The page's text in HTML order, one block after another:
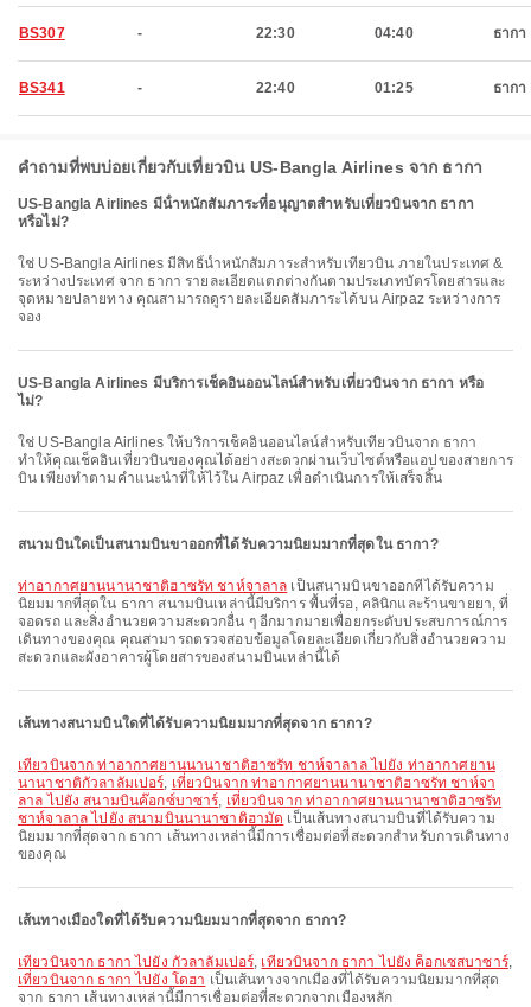
BS307 - 22:30 04:40 ธากา
BS341 - 22:40 01:25 ธากา
คำถามที่พบบ่อยเกี่ยวกับเที่ยวบิน US-Bangla Airlines จาก ธากา
US-Bangla Airlines มีน้ําหนักสัมภาระที่อนุญาตสําหรับเที่ยวบินจาก ธากา
หรือไม่?
ใช่ US-Bangla Airlines มีสิทธิ์น้ำหนักสัมภาระสำหรับเที่ยวบิน ภายในประเทศ &
ระหว่างประเทศ จาก ธากา รายละเอียดแตกต่างกันตามประเภทบัตรโดยสารและ
จุดหมายปลายทาง คุณสามารถดูรายละเอียดสัมภาระได้บน Airpaz ระหว่างการ
จอง
US-Bangla Airlines มีบริการเช็คอินออนไลน์สำหรับเที่ยวบินจาก ธากา หรือ
ไม่?
ใช่ US-Bangla Airlines ให้บริการเช็คอินออนไลน์สำหรับเที่ยวบินจาก ธากา
ทำให้คุณเช็คอินเที่ยวบินของคุณได้อย่างสะดวกผ่านเว็บไซต์หรือแอปของสายการ
บิน เพียงทำตามคำแนะนำที่ให้ไว้ใน Airpaz เพื่อดำเนินการให้เสร็จสิ้น
สนามบินใดเป็นสนามบินขาออกที่ได้รับความนิยมมากที่สุดใน ธากา?
ท่าอากาศยานนานาชาติฮาซรัท ชาห์จาลาล เป็นสนามบินขาออกที่ได้รับความ
นิยมมากที่สุดใน ธากา สนามบินเหล่านี้มีบริการ พื้นที่รอ, คลินิกและร้านขายยา, ที่
จอดรถ และสิ่งอำนวยความสะดวกอื่น ๆ อีกมากมายเพื่อยกระดับประสบการณ์การ
เดินทางของคุณ คุณสามารถตรวจสอบข้อมูลโดยละเอียดเกี่ยวกับสิ่งอำนวยความ
สะดวกและผังอาคารผู้โดยสารของสนามบินเหล่านี้ได้
เส้นทางสนามบินใดที่ได้รับความนิยมมากที่สุดจาก ธากา?
เที่ยวบินจาก ท่าอากาศยานนานาชาติฮาซรัท ชาห์จาลาล ไปยัง ท่าอากาศยาน
นานาชาติกัวลาลัมเปอร์, เที่ยวบินจาก ท่าอากาศยานนานาชาติฮาซรัท ชาห์จา
ลาล ไปยัง สนามบินค๊อกซ์บาซาร์, เที่ยวบินจาก ท่าอากาศยานนานาชาติฮาซรัท
ชาห์จาลาล ไปยัง สนามบินนานาชาติฮามัด เป็นเส้นทางสนามบินที่ได้รับความ
นิยมมากที่สุดจาก ธากา เส้นทางเหล่านี้มีการเชื่อมต่อที่สะดวกสำหรับการเดินทาง
ของคุณ
เส้นทางเมืองใดที่ได้รับความนิยมมากที่สุดจาก ธากา?
เที่ยวบินจาก ธากา ไปยัง กัวลาลัมเปอร์, เที่ยวบินจาก ธากา ไปยัง ค็อกเซสบาซาร์,
เที่ยวบินจาก ธากา ไปยัง โดฮา เป็นเส้นทางจากเมืองที่ได้รับความนิยมมากที่สุด
จาก ธากา เส้นทางเหล่านี้มีการเชื่อมต่อที่สะดวกจากเมืองหลัก